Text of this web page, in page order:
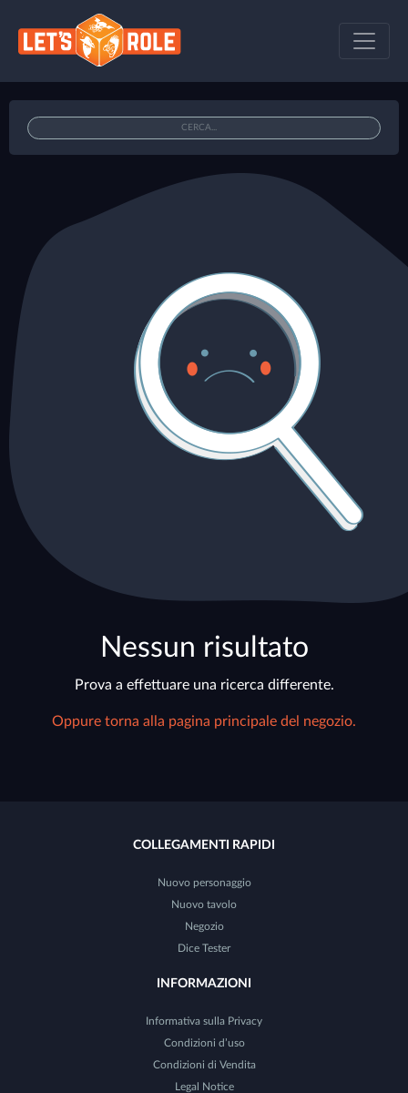
Nessun risultato
Prova a effettuare una ricerca differente.
Oppure torna alla pagina principale del negozio.
COLLEGAMENTI RAPIDI
Nuovo personaggio
Nuovo tavolo
Negozio
Dice Tester
INFORMAZIONI
Informativa sulla Privacy
Condizioni d’uso
Condizioni di Vendita
Legal Notice